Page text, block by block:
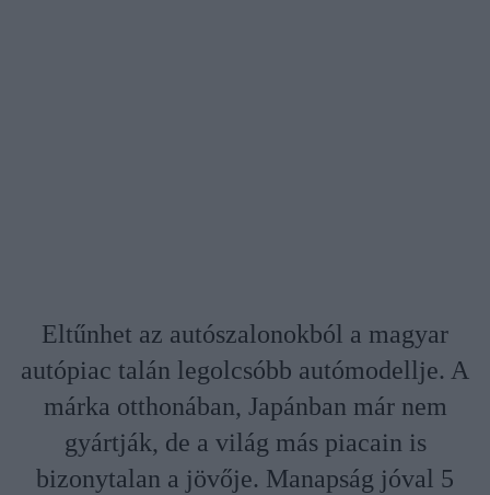
Eltűnhet az autószalonokból a magyar
autópiac talán legolcsóbb autómodellje. A
márka otthonában, Japánban már nem
gyártják, de a világ más piacain is
bizonytalan a jövője. Manapság jóval 5